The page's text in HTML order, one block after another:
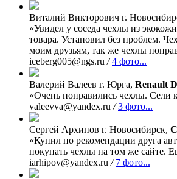
Виталий Викторович г.
«Увидел у соседа чехлы из
товара. Установил без проблем.
моим друзьям, так же чехлы
iceberg005@ngs.ru / 4 фото...
Валерий Валеев г. Юрга, Renault
«Очень понравились чехлы. Сели
valeevva@yandex.ru / 3 фото...
Сергей Архипов г. Новосибирск,
«Купил по рекомендации друга
покупать чехлы на том же сайте.
iarhipov@yandex.ru / 7 фото...